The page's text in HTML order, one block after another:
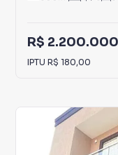
R$
IPTU R$ 180,00